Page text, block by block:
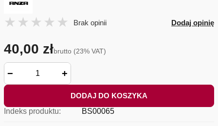
Brak opinii Dodaj opinię
40,00 złbrutto (23% VAT)
− +
DODAJ DO KOSZYKA
Indeks produktu:
BS00065